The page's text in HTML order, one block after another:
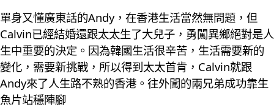
單身又懂廣東話的Andy，在香港生活當然無問題，但
Calvin已經結婚還跟太太生了大兒子，勇闖異鄉絕對是人
生中重要的決定。因為韓國生活很辛苦，生活需要新的
變化，需要新挑戰，所以得到太太首肯，Calvin就跟
Andy來了人生路不熟的香港。往外闖的兩兄弟成功靠生
魚片站穩陣腳